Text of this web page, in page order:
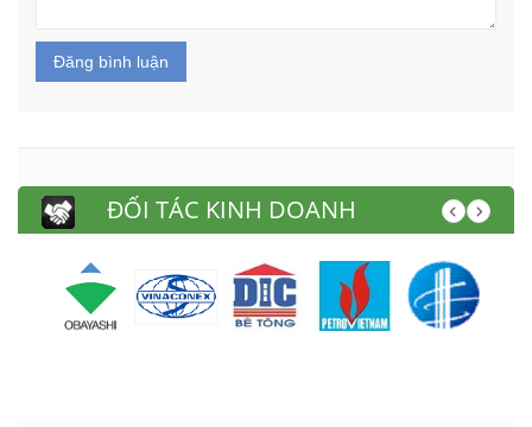
Đăng bình luận
ĐỐI TÁC KINH DOANH